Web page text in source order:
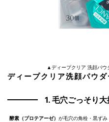
▲ディープクリア 洗顔パウ
ディープクリア洗顔パウ
1. 毛穴ごっそり
酵素（プロテアーゼ） が毛穴の角栓・黒ずみ